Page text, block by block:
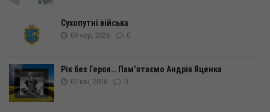
Сухопутні війська
09 чер, 2026 0
Рік без Героя… Пам’ятаємо Андрія Яценка
07 кві, 2026 0